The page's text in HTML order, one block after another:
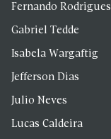
Fernando Rodrigues
Gabriel Tedde
Isabela Wargaftig
Jefferson Dias
Julio Neves
Lucas Caldeira